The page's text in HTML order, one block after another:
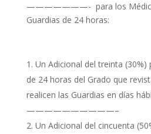
———————- para los
Guardias de 24 horas:
Un Adicional del treinta
de 24 horas del Grado que
realicen las Guardias en días
——————————–
Un Adicional del cincuenta